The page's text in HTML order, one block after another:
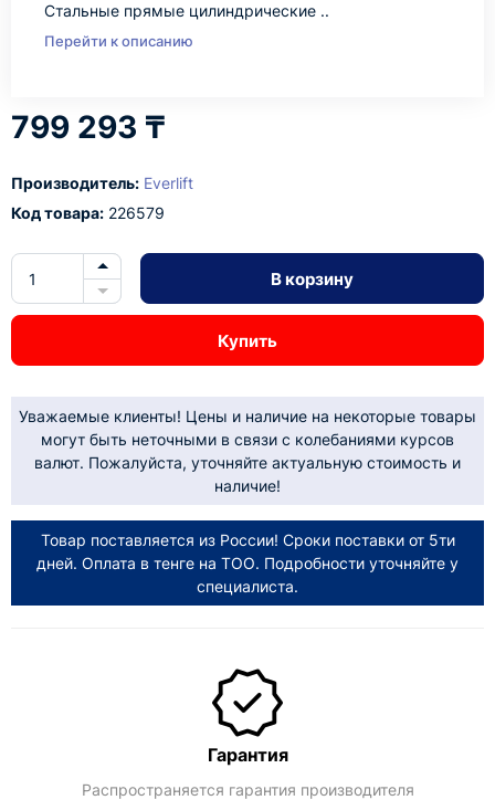
Стальные прямые цилиндрические ..
Перейти к описанию
799 293 ₸
Производитель: Everlift
Код товара: 226579
В корзину
Купить
Уважаемые клиенты! Цены и наличие на некоторые товары
могут быть неточными в связи с колебаниями курсов
валют. Пожалуйста, уточняйте актуальную стоимость и
наличие!
Товар поставляется из России! Сроки поставки от 5ти
дней. Оплата в тенге на ТОО. Подробности уточняйте у
специалиста.
Гарантия
Распространяется гарантия производителя